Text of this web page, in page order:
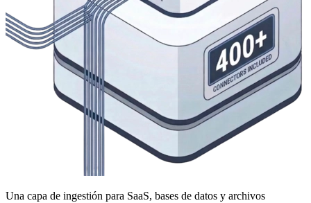
Una capa de ingestión para SaaS, bases de datos y archivos